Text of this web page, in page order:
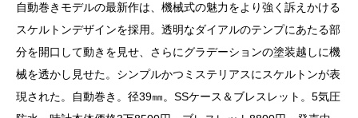
自動巻きモデルの最新作は、機械式の魅力をより強く訴えかける
スケルトンデザインを採用。透明なダイアルのテンプにあたる部
分を開口して動きを見せ、さらにグラデーションの塗装越しに機
械を透かし見せた。シンプルかつミステリアスにスケルトンが表
現された。自動巻き。径39㎜。SSケース＆ブレスレット。5気圧